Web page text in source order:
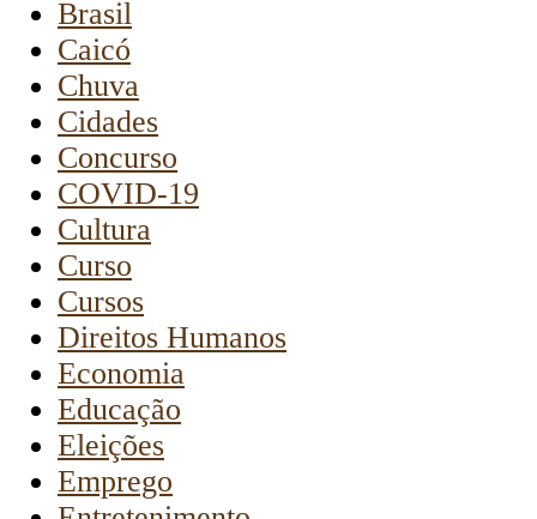
Brasil
Caicó
Chuva
Cidades
Concurso
COVID-19
Cultura
Curso
Cursos
Direitos Humanos
Economia
Educação
Eleições
Emprego